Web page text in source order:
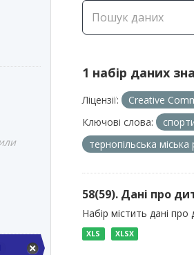
1 набір даних
Ліцензії: Creative
Ключові слова:
тернопільська міська
58(59). Дані про
Набір містить дані про
XLS XLSX